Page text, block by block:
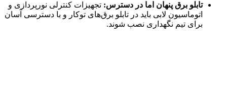
تابلو برق پنهان اما در دسترس: تجهیزات کنترلی نورپردازی و
اتوماسیون لابی باید در تابلو برق‌های توکار و با دسترسی آسان
برای تیم نگهداری نصب شوند.